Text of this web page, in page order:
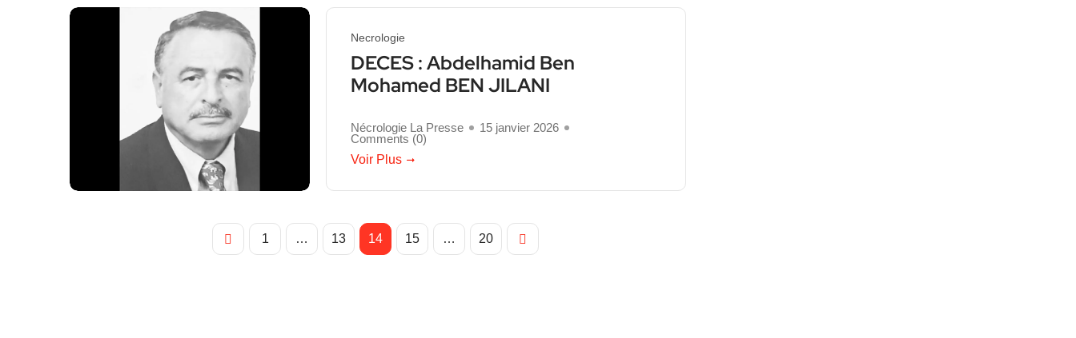
Necrologie
DECES : Abdelhamid Ben
Mohamed BEN JILANI
Nécrologie La Presse
15 janvier 2026
Comments (0)
Voir Plus
1 … 13 14 15 … 20